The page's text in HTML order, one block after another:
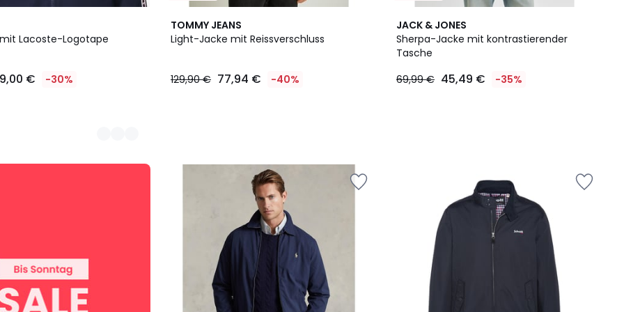
Lacoste-Logotape
€ -30%
TOMMY JEANS
Light-Jacke mit Reissverschluss
129,90 € 77,94 € -40%
JACK & JONES
Sherpa-Jacke mit kontrastierender
Tasche
69,99 € 45,49 € -35%